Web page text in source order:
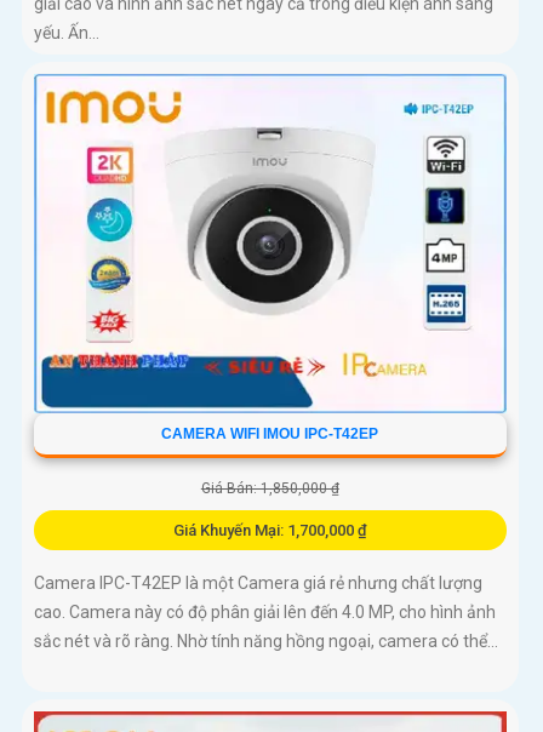
giải cao và hình ảnh sắc nét ngay cả trong điều kiện ánh sáng
yếu. Ấn...
CAMERA WIFI IMOU IPC-T42EP
Giá Bán: 1,850,000 ₫
Giá Khuyến Mại: 1,700,000 ₫
Camera IPC-T42EP là một Camera giá rẻ nhưng chất lượng
cao. Camera này có độ phân giải lên đến 4.0 MP, cho hình ảnh
sắc nét và rõ ràng. Nhờ tính năng hồng ngoại, camera có thể...